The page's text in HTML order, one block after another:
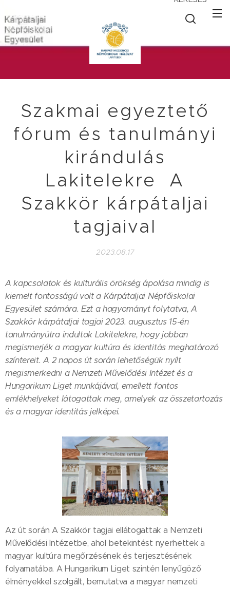
Szakmai egyeztető
fórum és tanulmányi
kirándulás
Lakitelekre A
Szakkör kárpátaljai
tagjaival
2023.08.17
A kapcsolatok és kulturális örökség ápolása mindig is
kiemelt fontosságú volt a Kárpátaljai Népfőiskolai
Egyesület számára. Ezt a hagyományt folytatva, A
Szakkör kárpátaljai tagjai 2023. augusztus 15-én
tanulmányútra indultak Lakitelekre, hogy jobban
megismerjék a magyar kultúra és identitás meghatározó
színtereit. A 2 napos út során lehetőségük nyílt
megismerkedni a Nemzeti Művelődési Intézet és a
Hungarikum Liget munkájával, emellett fontos
emlékhelyeket látogattak meg, amelyek az összetartozás
és a magyar identitás jelképei.
Az út során A Szakkör tagjai ellátogattak a Nemzeti
Művelődési Intézetbe, ahol betekintést nyerhettek a
magyar kultúra megőrzésének és terjesztésének
folyamatába. A Hungarikum Liget szintén lenyűgöző
élményekkel szolgált, bemutatva a magyar nemzeti